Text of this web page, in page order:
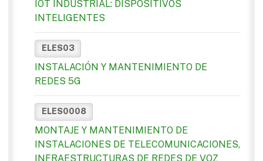
IOT INDUSTRIAL: DISPOSITIVOS
INTELIGENTES
ELES03
INSTALACIÓN Y MANTENIMIENTO DE
REDES 5G
ELES0008
MONTAJE Y MANTENIMIENTO DE
INSTALACIONES DE TELECOMUNICACIONES,
INFRAESTRUCTURAS DE REDES DE VOZ